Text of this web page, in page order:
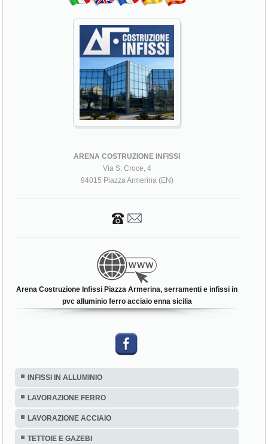
94015 Piazza Armerina (EN)
Arena Costruzione Infissi Piazza Armerina, serramenti e infissi in
pvc alluminio ferro acciaio enna sicilia
LAVORAZIONE FERRO
LAVORAZIONE ACCIAIO
TETTOIE E GAZEBI
PORTE E PORTONI